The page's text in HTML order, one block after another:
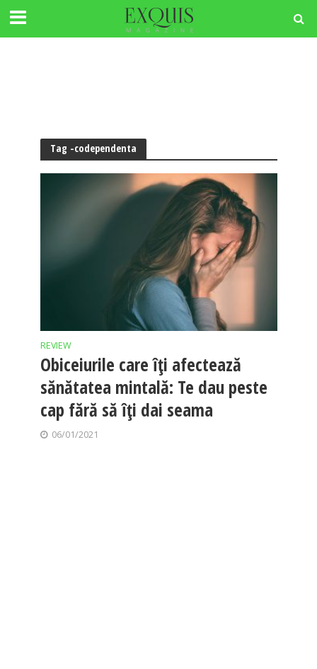
Tag -codependenta
REVIEW
Obiceiurile care îți afectează
sănătatea mintală: Te dau peste
cap fără să îți dai seama
06/01/2021